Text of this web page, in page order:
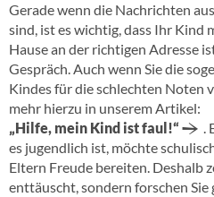
Gerade wenn die Nachrichten
sind, ist es wichtig, dass Ihr Kind
Hause an der richtigen Adresse
Gespräch. Auch wenn Sie die
Kindes für die schlechten Noten
mehr hierzu in unserem Artikel:
„Hilfe, mein Kind ist faul!“
.
es jugendlich ist, möchte
Eltern Freude bereiten. Deshalb
enttäuscht, sondern forschen